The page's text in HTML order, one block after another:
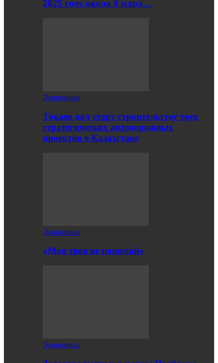
2025 году около 4 млрд…
Экономика
Токаев дал старт строительству трех
стратегических автодорожных
проектов в Казахстане
Экономика
«Моя твоя не понимай»
Экономика